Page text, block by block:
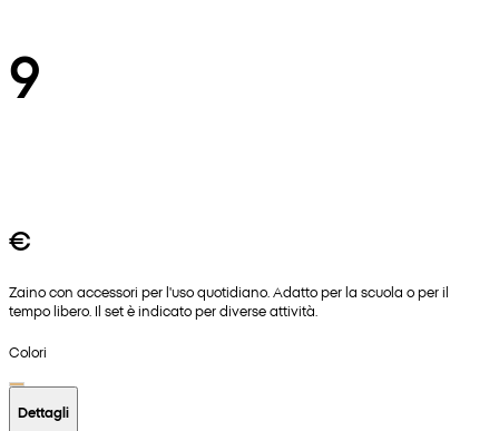
9
€
Zaino con accessori per l'uso quotidiano. Adatto per la scuola o per il
tempo libero. Il set è indicato per diverse attività.
Colori
Dettagli